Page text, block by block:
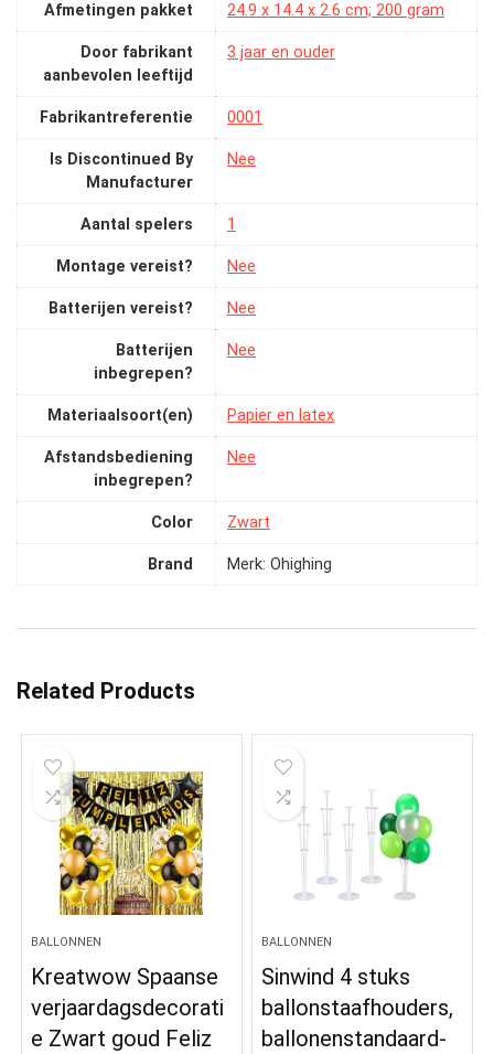
Afmetingen pakket ‎24.9 x 14.4 x 2.6 cm; 200 gram
Door fabrikant
aanbevolen leeftijd
‎3 jaar en ouder
Fabrikantreferentie ‎0001
Is Discontinued By
Manufacturer
‎Nee
Aantal spelers ‎1
Montage vereist? ‎Nee
Batterijen vereist? ‎Nee
Batterijen
inbegrepen?
‎Nee
Materiaalsoort(en) ‎Papier en latex
Afstandsbediening
inbegrepen?
‎Nee
Color ‎Zwart
Brand Merk: Ohighing
Related Products
BALLONNEN
Kreatwow Spaanse
verjaardagsdecorati
e Zwart goud Feliz
BALLONNEN
Sinwind 4 stuks
ballonstaafhouders,
ballonenstandaard-